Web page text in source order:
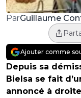
ParGuillaume
Ajouter comme
Depuis sa
Bielsa se fait
annoncé à